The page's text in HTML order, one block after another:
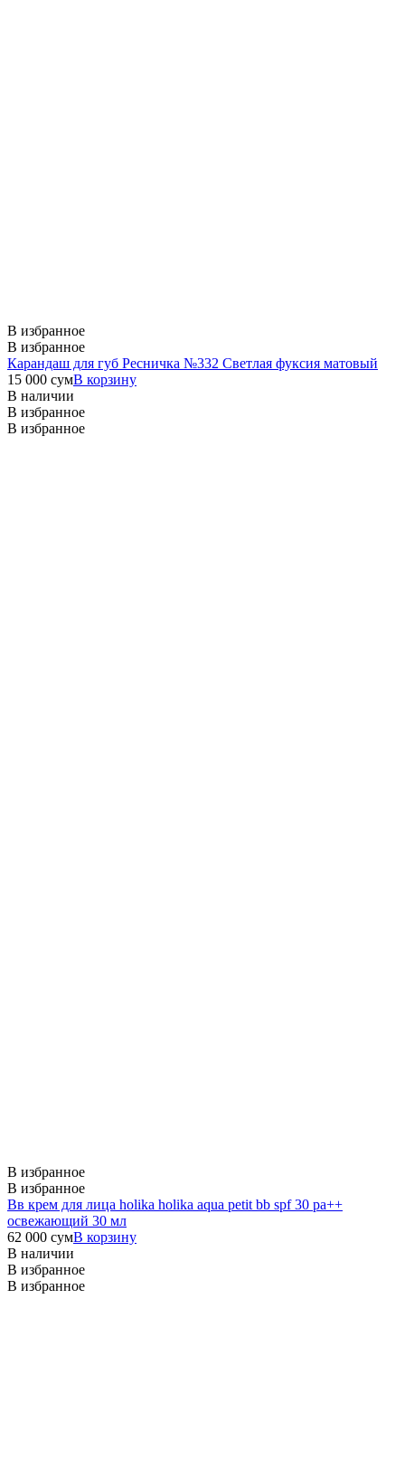
В избранное
В избранное
Карандаш для губ Ресничка №332 Светлая фуксия матовый
15 000 сумВ корзину
В наличии
В избранное
В избранное
В избранное
В избранное
Вв крем для лица holika holika aqua petit bb spf 30 pa++
освежающий 30 мл
62 000 сумВ корзину
В наличии
В избранное
В избранное